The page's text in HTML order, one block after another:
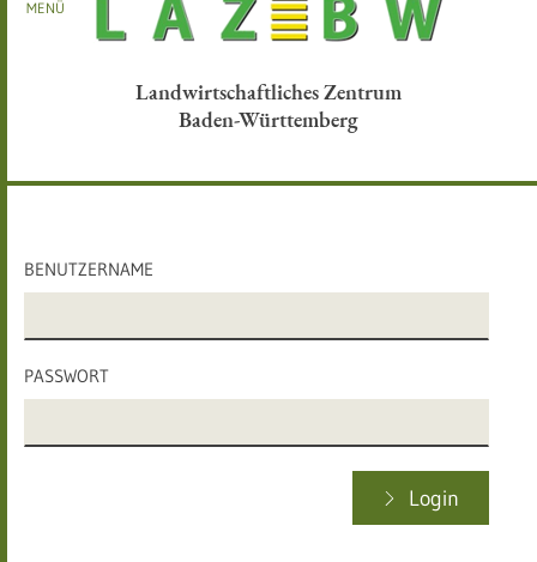
Landwirtschaftliches Zentrum
Baden-Württemberg
MENÜ
BENUTZERNAME
PASSWORT
Login